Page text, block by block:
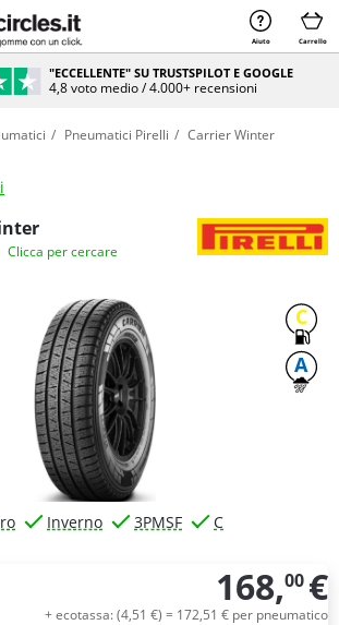
Aiuto Carrello
"ECCELLENTE" SU TRUSTSPILOT E GOOGLE
4,8 voto medio / 4.000+ recensioni
Pneumatici Pirelli
Carrier Winter
Clicca per cercare
C
A
Inverno 3PMSF C
168,00 €
+ ecotassa: (4,51 €) = 172,51 € per pneumatico